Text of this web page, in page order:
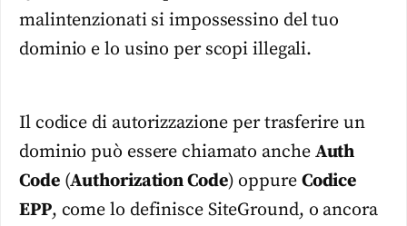
malintenzionati si impossessino del tuo
dominio e lo usino per scopi illegali.
Il codice di autorizzazione per trasferire un
dominio può essere chiamato anche Auth
Code(Authorization Code) oppure Codice
EPP, come lo definisce SiteGround, o ancora